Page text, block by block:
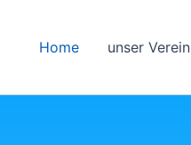
Home unser Verein